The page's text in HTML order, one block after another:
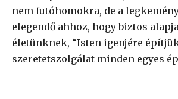
nem futóhomokra, de a
elegendő ahhoz, hogy biztos
életünknek, “Isten igenjére
szeretetszolgálat minden egyes